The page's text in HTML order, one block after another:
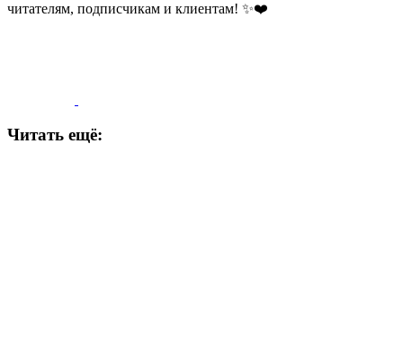
читателям, подписчикам и клиентам! ✨❤️
Читать ещё: